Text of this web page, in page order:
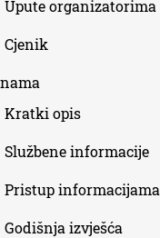
Upute organizatorima
Cjenik
Kratki opis
Službene informacije
Pristup informacijama
Godišnja izvješća